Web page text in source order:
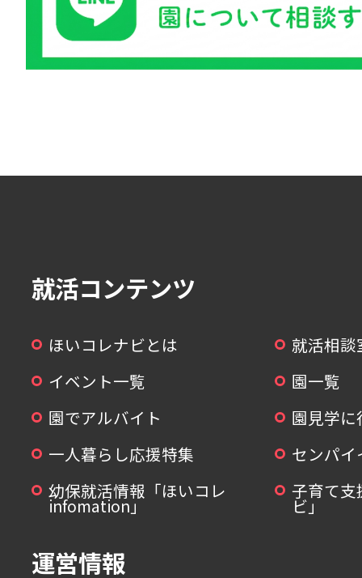
就活コンテンツ
ほいコレナビとは
就活相談
イベント一覧
園一覧
園でアルバイト
園見学
一人暮らし応援特集
センパ
幼保就活情報「ほいコレ
infomation」
子育て支
ビ」
運営情報